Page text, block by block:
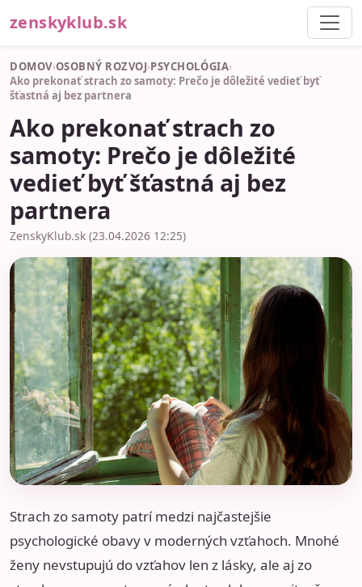
zenskyklub.sk
DOMOV›OSOBNÝ ROZVOJ›PSYCHOLÓGIA›
Ako prekonať strach zo samoty: Prečo je dôležité vedieť byť
šťastná aj bez partnera
Ako prekonať strach zo
samoty: Prečo je dôležité
vedieť byť šťastná aj bez
partnera
ZenskyKlub.sk (23.04.2026 12:25)
Strach zo samoty patrí medzi najčastejšie
psychologické obavy v moderných vzťahoch. Mnohé
ženy nevstupujú do vzťahov len z lásky, ale aj zo